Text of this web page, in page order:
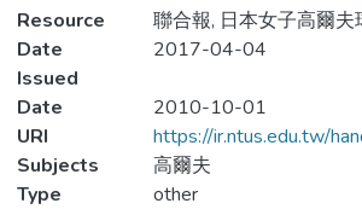
Resource
聯合報, 日本女子高爾夫
Date
Issued
2017-04-04
Date
2010-10-01
URI
https://ir.ntus.edu.tw/
Subjects
高爾夫
Type
other